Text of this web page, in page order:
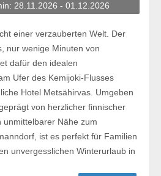
28.11.2026 - 01.12.2026
einer verzauberten Welt. Der
nur wenige Minuten von
dafür den idealen
Ufer des Kemijoki-Flusses
Hotel Metsähirvas. Umgeben
von herzlicher finnischer
Nähe zum
ist es perfekt für Familien
unvergesslichen Winterurlaub in